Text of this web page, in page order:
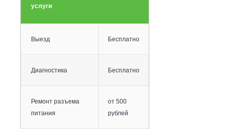
услуги
Выезд Бесплатно
Диагностика Бесплатно
Ремонт разъема
питания
от 500
рублей